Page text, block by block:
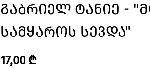
Გაბრიელ Ტანიე -
Სამყაროს Სევდა"
17,00 ₾